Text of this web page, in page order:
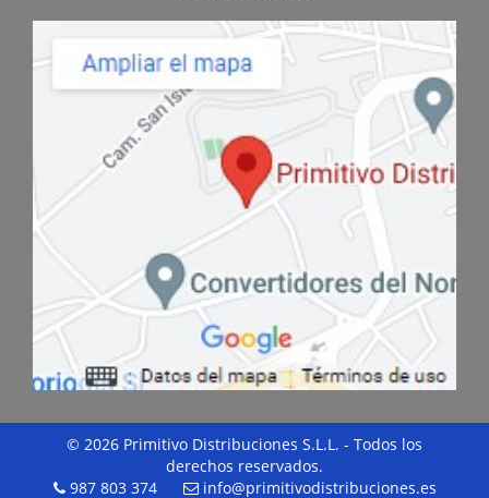
© 2026 Primitivo Distribuciones S.L.L. - Todos los
derechos reservados.
987 803 374
info@primitivodistribuciones.es